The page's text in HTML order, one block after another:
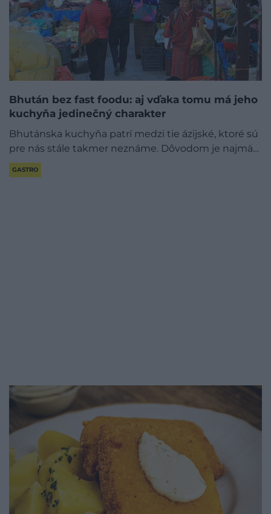
Bhután bez fast foodu: aj vďaka tomu má jeho
kuchyňa jedinečný charakter
Bhutánska kuchyňa patrí medzi tie ázijské, ktoré sú
pre nás stále takmer neznáme. Dôvodom je najmä…
GASTRO